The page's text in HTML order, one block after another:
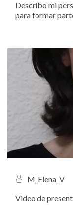
Describo mi
para formar
M_Elena_V
Video de